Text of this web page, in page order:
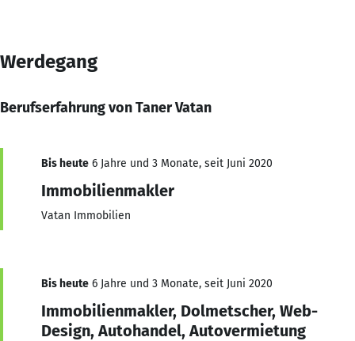
Werdegang
Berufserfahrung von Taner Vatan
Bis heute 6 Jahre und 3 Monate, seit Juni 2020
Immobilienmakler
Vatan Immobilien
Bis heute 6 Jahre und 3 Monate, seit Juni 2020
Immobilienmakler, Dolmetscher, Web-
Design, Autohandel, Autovermietung